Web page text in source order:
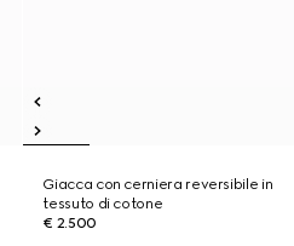
Giacca con cerniera reversibile in
tessuto di cotone
€ 2.500